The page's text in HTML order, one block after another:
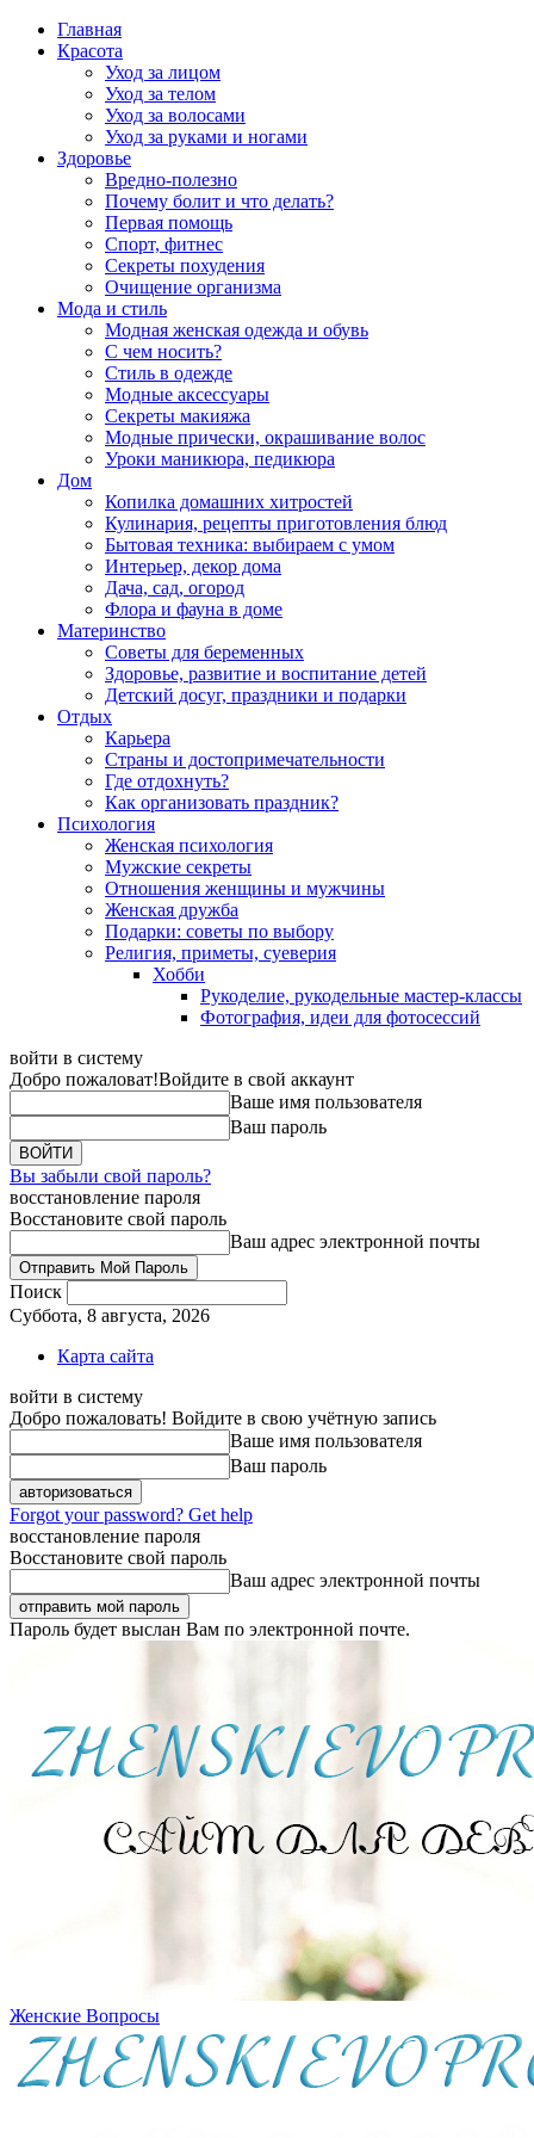
Главная
Красота
Уход за лицом
Уход за телом
Уход за волосами
Уход за руками и ногами
Здоровье
Вредно-полезно
Почему болит и что делать?
Первая помощь
Спорт, фитнес
Секреты похудения
Очищение организма
Мода и стиль
Модная женская одежда и обувь
С чем носить?
Стиль в одежде
Модные аксессуары
Секреты макияжа
Модные прически, окрашивание волос
Уроки маникюра, педикюра
Дом
Копилка домашних хитростей
Кулинария, рецепты приготовления блюд
Бытовая техника: выбираем с умом
Интерьер, декор дома
Дача, сад, огород
Флора и фауна в доме
Материнство
Советы для беременных
Здоровье, развитие и воспитание детей
Детский досуг, праздники и подарки
Отдых
Карьера
Страны и достопримечательности
Где отдохнуть?
Как организовать праздник?
Психология
Женская психология
Мужские секреты
Отношения женщины и мужчины
Женская дружба
Подарки: советы по выбору
Религия, приметы, суеверия
Хобби
Рукоделие, рукодельные мастер-классы
Фотография, идеи для фотосессий
войти в систему
Добро пожаловат!Войдите в свой аккаунт
Ваше имя пользователя
Ваш пароль
Вы забыли свой пароль?
восстановление пароля
Восстановите свой пароль
Ваш адрес электронной почты
Поиск
Суббота, 8 августа, 2026
Карта сайта
войти в систему
Добро пожаловать! Войдите в свою учётную запись
Ваше имя пользователя
Ваш пароль
Forgot your password? Get help
восстановление пароля
Восстановите свой пароль
Ваш адрес электронной почты
Пароль будет выслан Вам по электронной почте.
Женские Вопросы